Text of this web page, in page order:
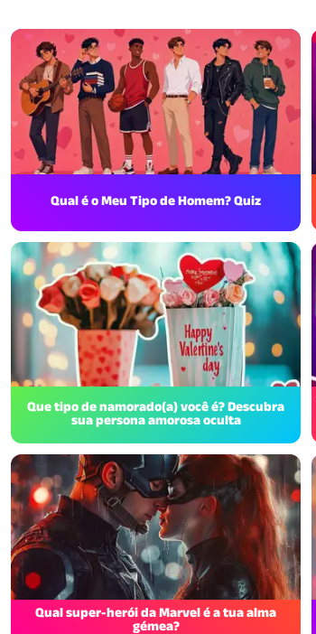
Qual é o Meu Tipo de Homem? Quiz
Que tipo de namorado(a) você é? Descubra
sua persona amorosa oculta
Qual super-herói da Marvel é a tua alma
gémea?